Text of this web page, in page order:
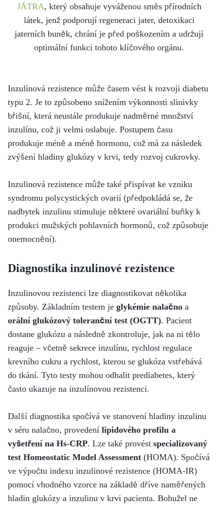
JÁTRA, který obsahuje vyváženou směs přírodních
látek, jenž podporují regeneraci jater, detoxikaci
jaterních buněk, chrání je před poškozením a udržují
optimální funkci tohoto klíčového orgánu.
Inzulínová rezistence může časem vést k rozvoji diabetu
typu 2. Je to způsobeno snížením výkonnosti slinivky
břišní, která neustále produkuje nadměrné množství
inzulínu, což ji velmi oslabuje. Postupem času
produkuje méně a méně hormonu, což má za následek
zvýšení hladiny glukózy v krvi, tedy rozvoj cukrovky.
Inzulinová rezistence může také přispívat ke vzniku
syndromu polycystických ovarií (předpokládá se, že
nadbytek inzulinu stimuluje některé ovariální buňky k
produkci mužských pohlavních hormonů, což způsobuje
onemocnění).
Diagnostika inzulinové rezistence
Inzulinovou rezistenci lze diagnostikovat několika
způsoby. Základním testem je glykémie nalačno a
orální glukózový toleranční test (OGTT). Pacient
dostane glukózu a následně zkontroluje, jak na ni tělo
reaguje – včetně sekrece inzulínu, rychlost regulace
krevního cukru a rychlost, kterou se glukóza vstřebává
do tkání. Tyto testy mohou odhalit prediabetes, který
často ukazuje na inzulínovou rezistenci.
Další diagnostika spočívá ve stanovení hladiny inzulinu
v séru nalačno, provedení lipidového profilu a
vyšetření na Hs-CRP. Lze také provést specializovaný
test Homeostatic Model Assessment (HOMA). Spočívá
ve výpočtu indexu inzulinové rezistence (HOMA-IR)
pomocí vhodného vzorce na základě dříve naměřených
hladin glukózy a inzulinu v krvi pacienta. Bohužel ne